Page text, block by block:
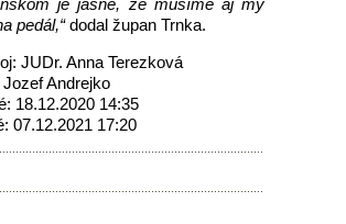
je jasné, že musíme aj my
pedál,“dodal župan Trnka.
JUDr. Anna Terezková
Andrejko
18.12.2020 14:35
07.12.2021 17:20